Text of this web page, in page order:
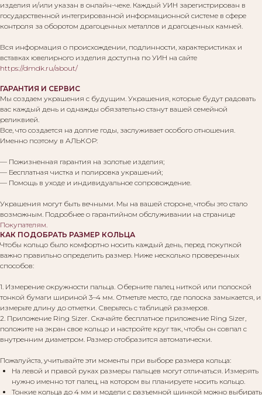
изделия и/или указан в онлайн-чеке. Каждый УИН зарегистрирован в
государственной интегрированной информационной системе в сфере
контроля за оборотом драгоценных металлов и драгоценных камней.
Вся информация о происхождении, подлинности, характеристиках и
вставках ювелирного изделия доступна по УИН на сайте
https://dmdk.ru/about/
ГАРАНТИЯ И СЕРВИС
Мы создаем украшения с будущим. Украшения, которые будут радовать
вас каждый день и однажды обязательно станут вашей семейной
реликвией.
Все, что создается на долгие годы, заслуживает особого отношения.
Именно поэтому в АЛЬКОР:
— Пожизненная гарантия на золотые изделия;
— Бесплатная чистка и полировка украшений;
— Помощь в уходе и индивидуальное сопровождение.
Украшения могут быть вечными. Мы на вашей стороне, чтобы это стало
возможным. Подробнее о гарантийном обслуживании на странице
Покупателям.
КАК ПОДОБРАТЬ РАЗМЕР КОЛЬЦА
Чтобы кольцо было комфортно носить каждый день, перед покупкой
важно правильно определить размер. Ниже несколько проверенных
способов:
1. Измерение окружности пальца. Оберните палец ниткой или полоской
тонкой бумаги шириной 3–4 мм. Отметьте место, где полоска замыкается, и
измерьте длину до отметки. Сверьтесь с таблицей размеров.
2. Приложение Ring Sizer. Скачайте бесплатное приложение Ring Sizer,
положите на экран свое кольцо и настройте круг так, чтобы он совпал с
внутренним диаметром. Размер отобразится автоматически.
Пожалуйста, учитывайте эти моменты при выборе размера кольца:
На левой и правой руках размеры пальцев могут отличаться. Измерять
нужно именно тот палец, на котором вы планируете носить кольцо.
Тонкие кольца до 4 мм и модели с разъемной шинкой можно выбирать